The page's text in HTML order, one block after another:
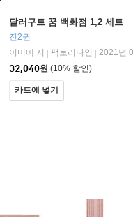
달러구트 꿈 백화점 1,2 세트
전2권
이미예 저
팩토리나인
2021년
32,040원 (10% 할인)
카트에 넣기